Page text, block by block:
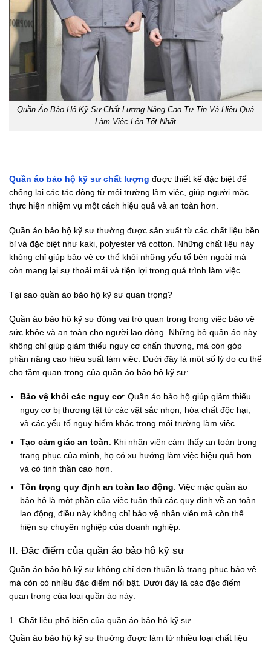
Quần Áo Bảo Hộ Kỹ Sư Chất Lượng Nâng Cao Tự Tin Và Hiệu Quả
Làm Việc Lên Tốt Nhất
Quần áo bảo hộ kỹ sư chất lượng được thiết kế đặc biệt để
chống lại các tác động từ môi trường làm việc, giúp người mặc
thực hiện nhiệm vụ một cách hiệu quả và an toàn hơn.
Quần áo bảo hộ kỹ sư thường được sản xuất từ các chất liệu bền
bỉ và đặc biệt như kaki, polyester và cotton. Những chất liệu này
không chỉ giúp bảo vệ cơ thể khỏi những yếu tố bên ngoài mà
còn mang lại sự thoải mái và tiện lợi trong quá trình làm việc.
Tại sao quần áo bảo hộ kỹ sư quan trọng?
Quần áo bảo hộ kỹ sư đóng vai trò quan trọng trong việc bảo vệ
sức khỏe và an toàn cho người lao động. Những bộ quần áo này
không chỉ giúp giảm thiểu nguy cơ chấn thương, mà còn góp
phần nâng cao hiệu suất làm việc. Dưới đây là một số lý do cụ thể
cho tầm quan trọng của quần áo bảo hộ kỹ sư:
Bảo vệ khỏi các nguy cơ: Quần áo bảo hộ giúp giảm thiểu
nguy cơ bị thương tật từ các vật sắc nhọn, hóa chất độc hại,
và các yếu tố nguy hiểm khác trong môi trường làm việc.
Tạo cảm giác an toàn: Khi nhân viên cảm thấy an toàn trong
trang phục của mình, họ có xu hướng làm việc hiệu quả hơn
và có tinh thần cao hơn.
Tôn trọng quy định an toàn lao động: Việc mặc quần áo
bảo hộ là một phần của việc tuân thủ các quy định về an toàn
lao động, điều này không chỉ bảo vệ nhân viên mà còn thể
hiện sự chuyên nghiệp của doanh nghiệp.
II. Đặc điểm của quần áo bảo hộ kỹ sư
Quần áo bảo hộ kỹ sư không chỉ đơn thuần là trang phục bảo vệ
mà còn có nhiều đặc điểm nổi bật. Dưới đây là các đặc điểm
quan trọng của loại quần áo này:
1. Chất liệu phổ biến của quần áo bảo hộ kỹ sư
Quần áo bảo hộ kỹ sư thường được làm từ nhiều loại chất liệu